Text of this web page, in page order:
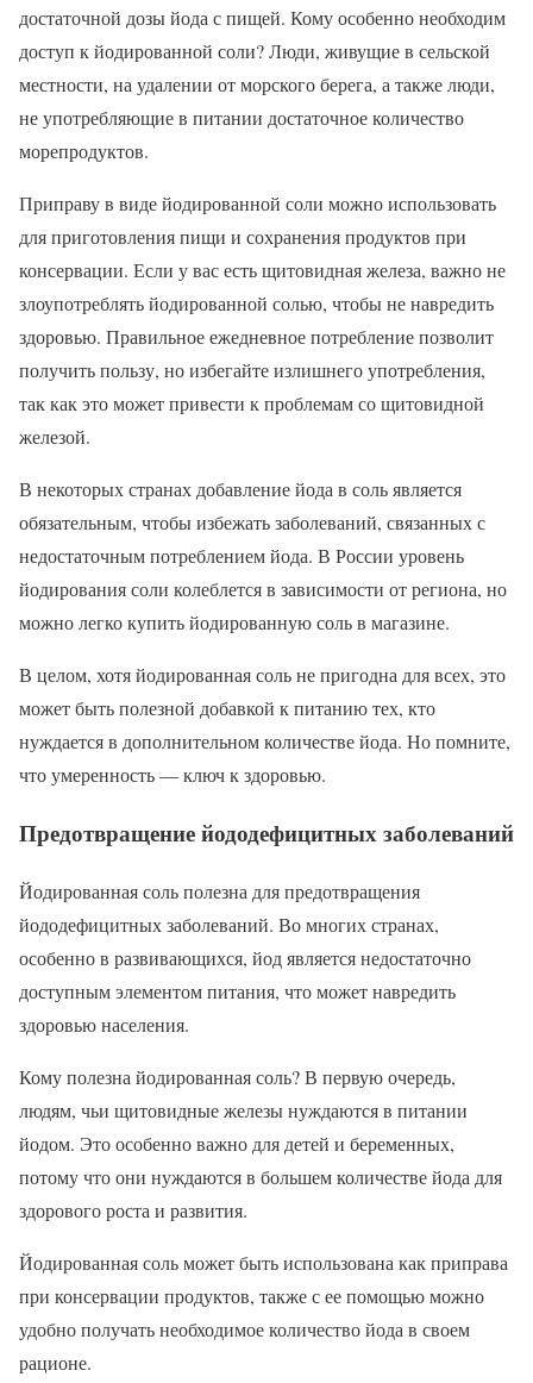
достаточной дозы йода с пищей. Кому особенно необходим
доступ к йодированной соли? Люди, живущие в сельской
местности, на удалении от морского берега, а также люди,
не употребляющие в питании достаточное количество
морепродуктов.
Приправу в виде йодированной соли можно использовать
для приготовления пищи и сохранения продуктов при
консервации. Если у вас есть щитовидная железа, важно не
злоупотреблять йодированной солью, чтобы не навредить
здоровью. Правильное ежедневное потребление позволит
получить пользу, но избегайте излишнего употребления,
так как это может привести к проблемам со щитовидной
железой.
В некоторых странах добавление йода в соль является
обязательным, чтобы избежать заболеваний, связанных с
недостаточным потреблением йода. В России уровень
йодирования соли колеблется в зависимости от региона, но
можно легко купить йодированную соль в магазине.
В целом, хотя йодированная соль не пригодна для всех, это
может быть полезной добавкой к питанию тех, кто
нуждается в дополнительном количестве йода. Но помните,
что умеренность — ключ к здоровью.
Предотвращение йододефицитных заболеваний
Йодированная соль полезна для предотвращения
йододефицитных заболеваний. Во многих странах,
особенно в развивающихся, йод является недостаточно
доступным элементом питания, что может навредить
здоровью населения.
Кому полезна йодированная соль? В первую очередь,
людям, чьи щитовидные железы нуждаются в питании
йодом. Это особенно важно для детей и беременных,
потому что они нуждаются в большем количестве йода для
здорового роста и развития.
Йодированная соль может быть использована как приправа
при консервации продуктов, также с ее помощью можно
удобно получать необходимое количество йода в своем
рационе.